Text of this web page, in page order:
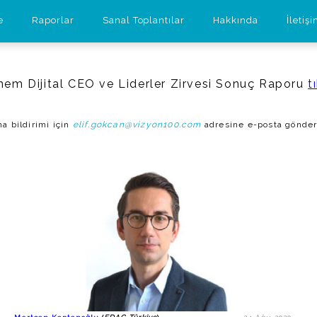
Raporlar Sanal Toplantılar Hakkında
Dijital CEO ve Liderler Zirvesi Sonuç Raporu
bildirimi için elif.gokcan@vizyon100.com adresine e-posta
EDAG Türkiye Genel Müdürü
https://www.linkedin.com/in/mertcan-kaptano%C4%9Flu-
EDAG Türkiye